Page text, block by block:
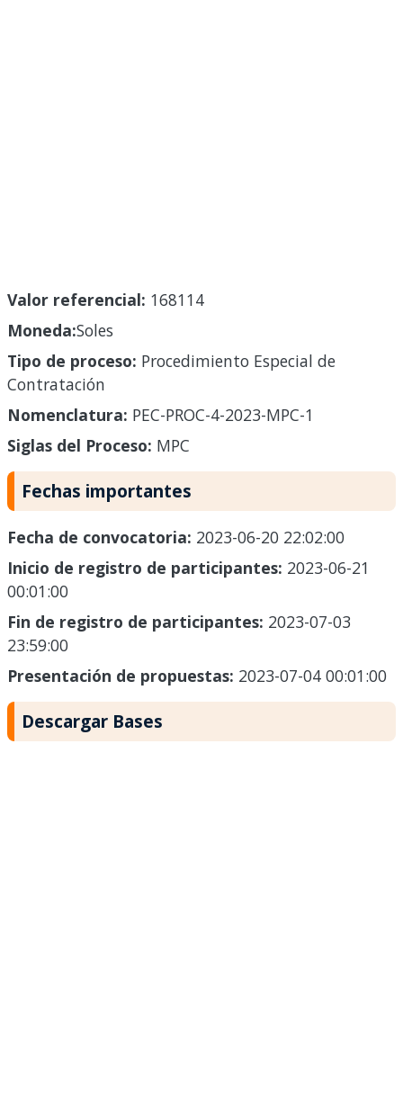
Valor referencial: 168114
Moneda:Soles
Tipo de proceso: Procedimiento Especial de
Contratación
Nomenclatura: PEC-PROC-4-2023-MPC-1
Siglas del Proceso: MPC
Fechas importantes
Fecha de convocatoria: 2023-06-20 22:02:00
Inicio de registro de participantes: 2023-06-21
00:01:00
Fin de registro de participantes: 2023-07-03
23:59:00
Presentación de propuestas: 2023-07-04 00:01:00
Descargar Bases